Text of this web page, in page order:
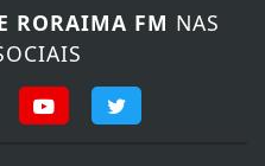
RORAIMA FM NAS